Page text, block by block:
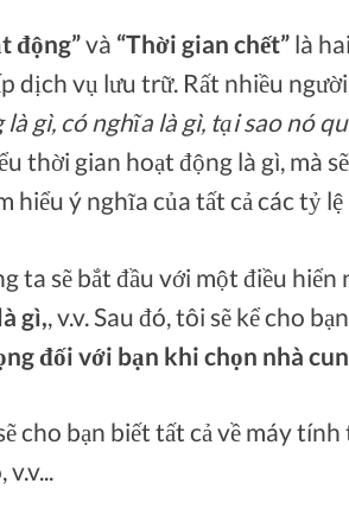
động”và “Thời gian chết” là
dịch vụ lưu trữ. Rất nhiều
gì, có nghĩa là gì, tại sao nó
thời gian hoạt động là gì, mà
hiểu ý nghĩa của tất cả các tỷ
ta sẽ bắt đầu với một điều
gì,, v.v. Sau đó, tôi sẽ kể cho
đối với bạn khi chọn nhà
cho bạn biết tất cả về máy
v.v...